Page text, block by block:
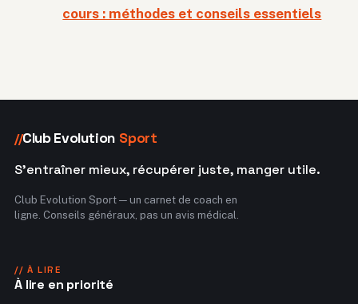
cours : méthodes et conseils essentiels
//Club Evolution Sport
S'entraîner mieux, récupérer juste, manger utile.
Club Evolution Sport — un carnet de coach en
ligne. Conseils généraux, pas un avis médical.
// À LIRE
À lire en priorité